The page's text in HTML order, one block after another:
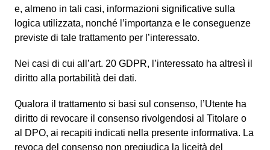
e, almeno in tali casi, informazioni significative sulla
logica utilizzata, nonché l’importanza e le conseguenze
previste di tale trattamento per l’interessato.
Nei casi di cui all’art. 20 GDPR, l’interessato ha altresì il
diritto alla portabilità dei dati.
Qualora il trattamento si basi sul consenso, l’Utente ha
diritto di revocare il consenso rivolgendosi al Titolare o
al DPO, ai recapiti indicati nella presente informativa. La
revoca del consenso non pregiudica la liceità del